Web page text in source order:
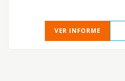
VER INFORME